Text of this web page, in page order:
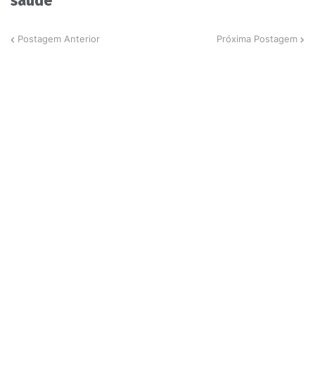
Postagem Anterior Próxima Postagem